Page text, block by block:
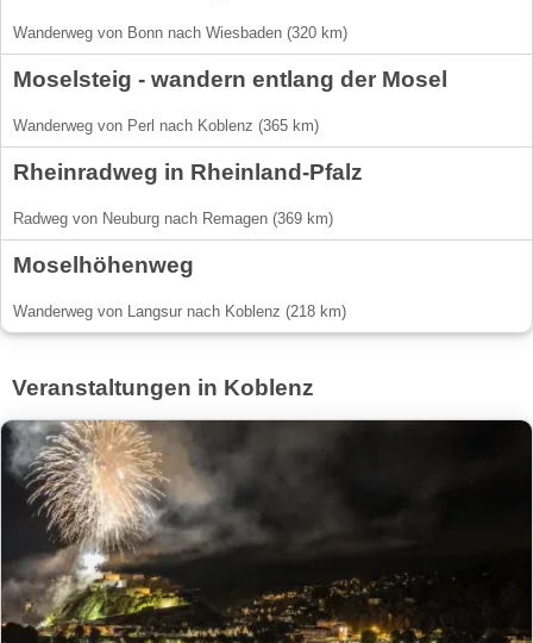
Wanderweg von Bonn nach Wiesbaden (320 km)
Moselsteig - wandern entlang der Mosel
Wanderweg von Perl nach Koblenz (365 km)
Rheinradweg in Rheinland-Pfalz
Radweg von Neuburg nach Remagen (369 km)
Moselhöhenweg
Wanderweg von Langsur nach Koblenz (218 km)
Veranstaltungen in Koblenz